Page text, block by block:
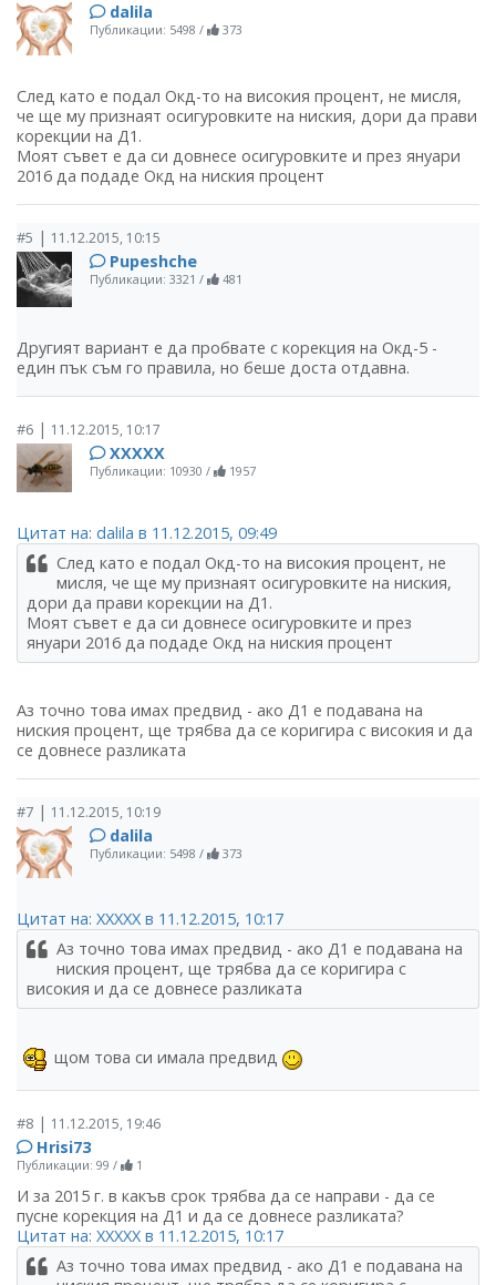
dalila
Публикации: 5498 / 373
След като е подал Окд-то на високия процент, не мисля,
че ще му признаят осигуровките на ниския, дори да прави
корекции на Д1.
Моят съвет е да си довнесе осигуровките и през януари
2016 да подаде Окд на ниския процент
#5 | 11.12.2015, 10:15
Pupeshche
Публикации: 3321 / 481
Другият вариант е да пробвате с корекция на Окд-5 -
един пък съм го правила, но беше доста отдавна.
#6 | 11.12.2015, 10:17
ХХХХХ
Публикации: 10930 / 1957
Цитат на: dalila в 11.12.2015, 09:49
След като е подал Окд-то на високия процент, не
мисля, че ще му признаят осигуровките на ниския,
дори да прави корекции на Д1.
Моят съвет е да си довнесе осигуровките и през
януари 2016 да подаде Окд на ниския процент
Аз точно това имах предвид - ако Д1 е подавана на
ниския процент, ще трябва да се коригира с високия и да
се довнесе разликата
#7 | 11.12.2015, 10:19
dalila
Публикации: 5498 / 373
Цитат на: ХХХХХ в 11.12.2015, 10:17
Аз точно това имах предвид - ако Д1 е подавана на
ниския процент, ще трябва да се коригира с
високия и да се довнесе разликата
щом това си имала предвид
#8 | 11.12.2015, 19:46
Hrisi73
Публикации: 99 / 1
И за 2015 г. в какъв срок трябва да се направи - да се
пусне корекция на Д1 и да се довнесе разликата?
Цитат на: ХХХХХ в 11.12.2015, 10:17
Аз точно това имах предвид - ако Д1 е подавана на